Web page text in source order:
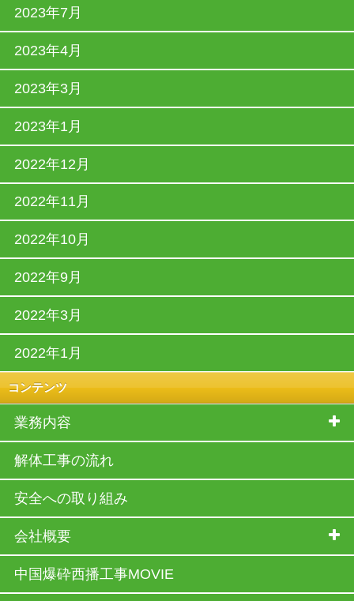
2023年7月
2023年4月
2023年3月
2023年1月
2022年12月
2022年11月
2022年10月
2022年9月
2022年3月
2022年1月
コンテンツ
業務内容
解体工事の流れ
安全への取り組み
会社概要
中国爆砕西播工事MOVIE